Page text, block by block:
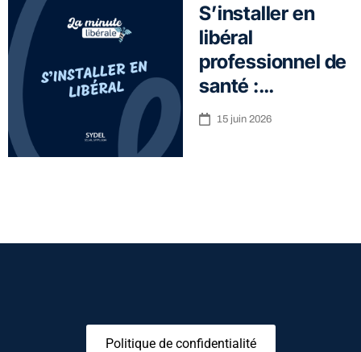
S’installer en
libéral
professionnel de
santé :…
15 juin 2026
Politique de confidentialité